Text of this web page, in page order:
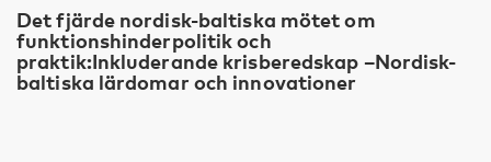
Det fjärde nordisk-baltiska mötet om
funktionshinderpolitik och
praktik:Inkluderande krisberedskap –Nordisk-
baltiska lärdomar och innovationer